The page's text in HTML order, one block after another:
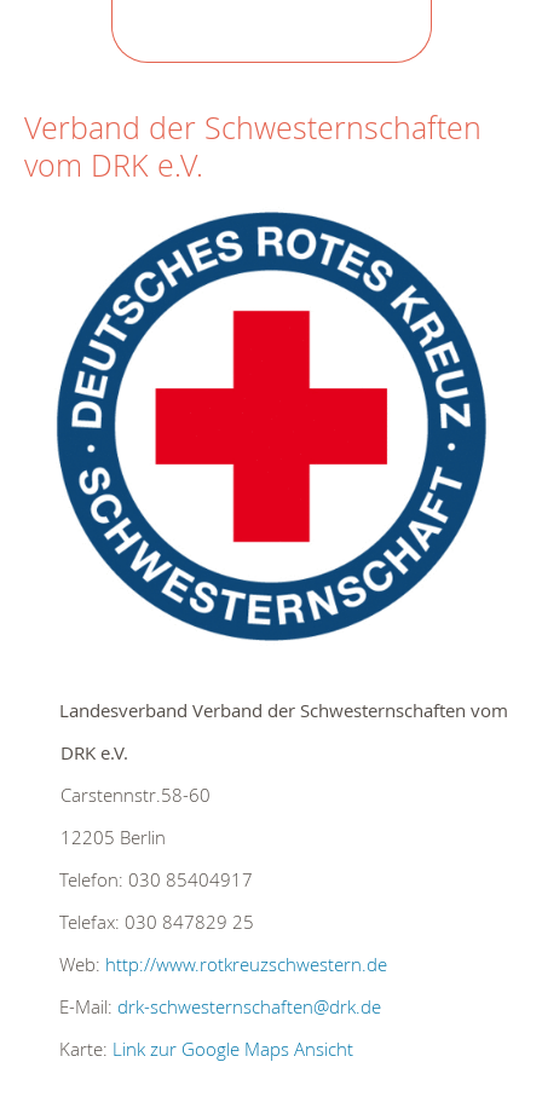
Verband der Schwesternschaften
vom DRK e.V.
Landesverband Verband der Schwesternschaften vom
DRK e.V.
Carstennstr.58-60
12205 Berlin
Telefon: 030 85404917
Telefax: 030 847829 25
Web: http://www.rotkreuzschwestern.de
E-Mail: drk-schwesternschaften@drk.de
Karte: Link zur Google Maps Ansicht